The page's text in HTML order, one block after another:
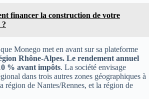
financer la construction de votre
Monego met en avant sur sa plateforme
Rhône-Alpes. Le rendement annuel
% avant impôts. La société envisage
dans trois autres zones géographiques à
région de Nantes/Rennes, et la région de